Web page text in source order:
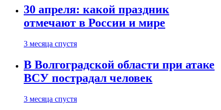
30 апреля: какой праздник
отмечают в России и мире
3 месяца спустя
В Волгоградской области при атаке
ВСУ пострадал человек
3 месяца спустя